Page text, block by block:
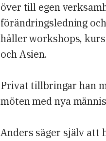
över till egen
förändringsledning
håller workshops,
och Asien.
Privat tillbringar han
möten med nya
Anders säger själv att